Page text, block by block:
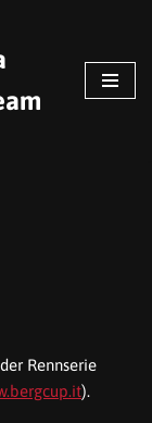
Rennserie
).